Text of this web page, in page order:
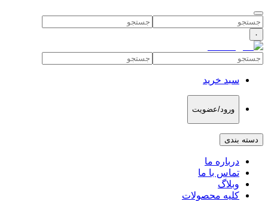
۰
سبد خرید
ورود/عضویت
دسته بندی
درباره ما
تماس با ما
وبلاگ
کلیه محصولات